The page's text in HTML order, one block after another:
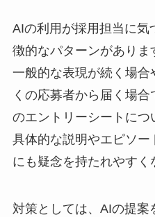
AIの利用が採用担当に気
徴的なパターンがあり
一般的な表現が続く場合
くの応募者から届く場
のエントリーシートにつ
具体的な説明やエピソ
にも疑念を持たれやすく
対策としては、AIの提案